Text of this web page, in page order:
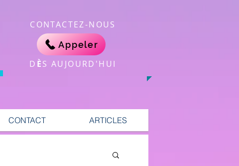
CONTACTEZ-NOUS
​D ÈS AUJOURD'HUI
Appeler
CONTACT ARTICLES